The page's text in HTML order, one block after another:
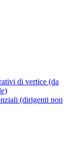
di vertice (da
(dirigenti non